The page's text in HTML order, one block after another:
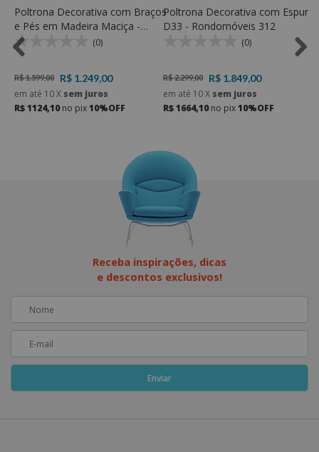
Poltrona Decorativa com Braços
e Pés em Madeira Maciça -
Rondomóveis 138(0)
R$ 1.599,00
R$ 1.249,00
em até 10X sem juros
R$ 1124,10no pix10%OFF
Poltrona Decorativa com Espuma
D33 - Rondomóveis 312
(0)
R$ 2.299,00
R$ 1.849,00
em até 10X sem juros
R$ 1664,10no pix10%OFF
Receba inspirações, dicas
e descontos exclusivos!